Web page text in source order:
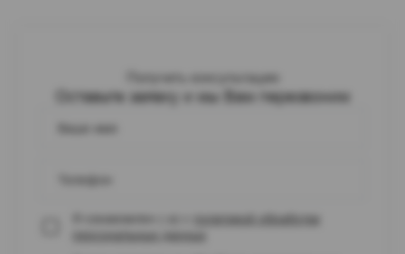
Получить консультацию
Оставьте заявку и мы Вам перезвоним
политикой обработки
персональных данных